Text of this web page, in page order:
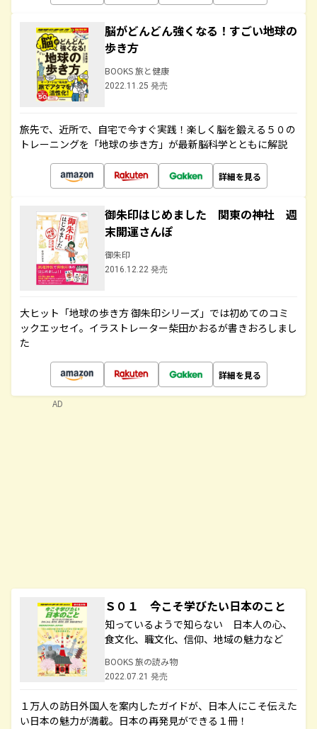
脳がどんどん強くなる！すごい地球の
歩き方
BOOKS 旅と健康
2022.11.25 発売
旅先で、近所で、自宅で今すぐ実践！楽しく脳を鍛える５０の
トレーニングを「地球の歩き方」が最新脳科学とともに解説
詳細を見る
御朱印はじめました 関東の神社 週
末開運さんぽ
御朱印
2016.12.22 発売
大ヒット「地球の歩き方 御朱印シリーズ」では初めてのコミ
ックエッセイ。イラストレーター柴田かおるが書きおろしまし
た
詳細を見る
Ｓ０１ 今こそ学びたい日本のこと
知っているようで知らない 日本人の心、
食文化、職文化、信仰、地域の魅力など
BOOKS 旅の読み物
2022.07.21 発売
１万人の訪日外国人を案内したガイドが、日本人にこそ伝えた
い日本の魅力が満載。日本の再発見ができる１冊！
AD